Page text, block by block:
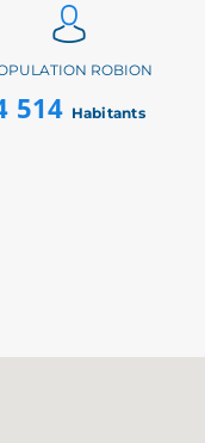
ROBION
514 Habitants